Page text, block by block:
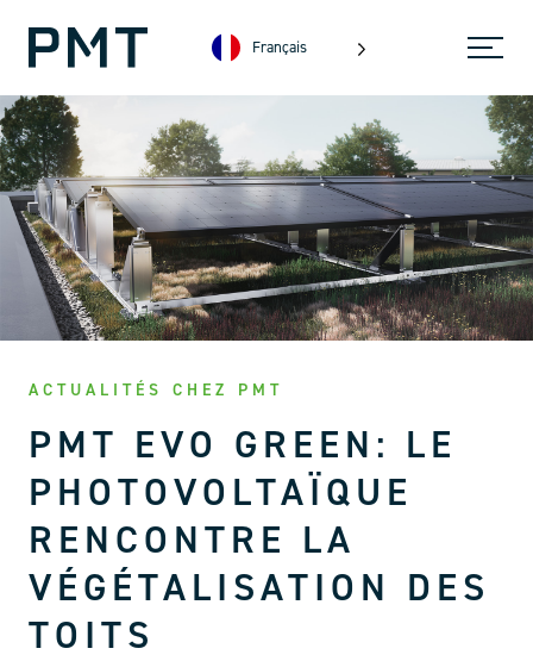
Français
ACTUALITÉS CHEZ PMT
PMT EVO GREEN: LE
PHOTOVOLTAÏQUE
RENCONTRE LA
VÉGÉTALISATION DES
TOITS